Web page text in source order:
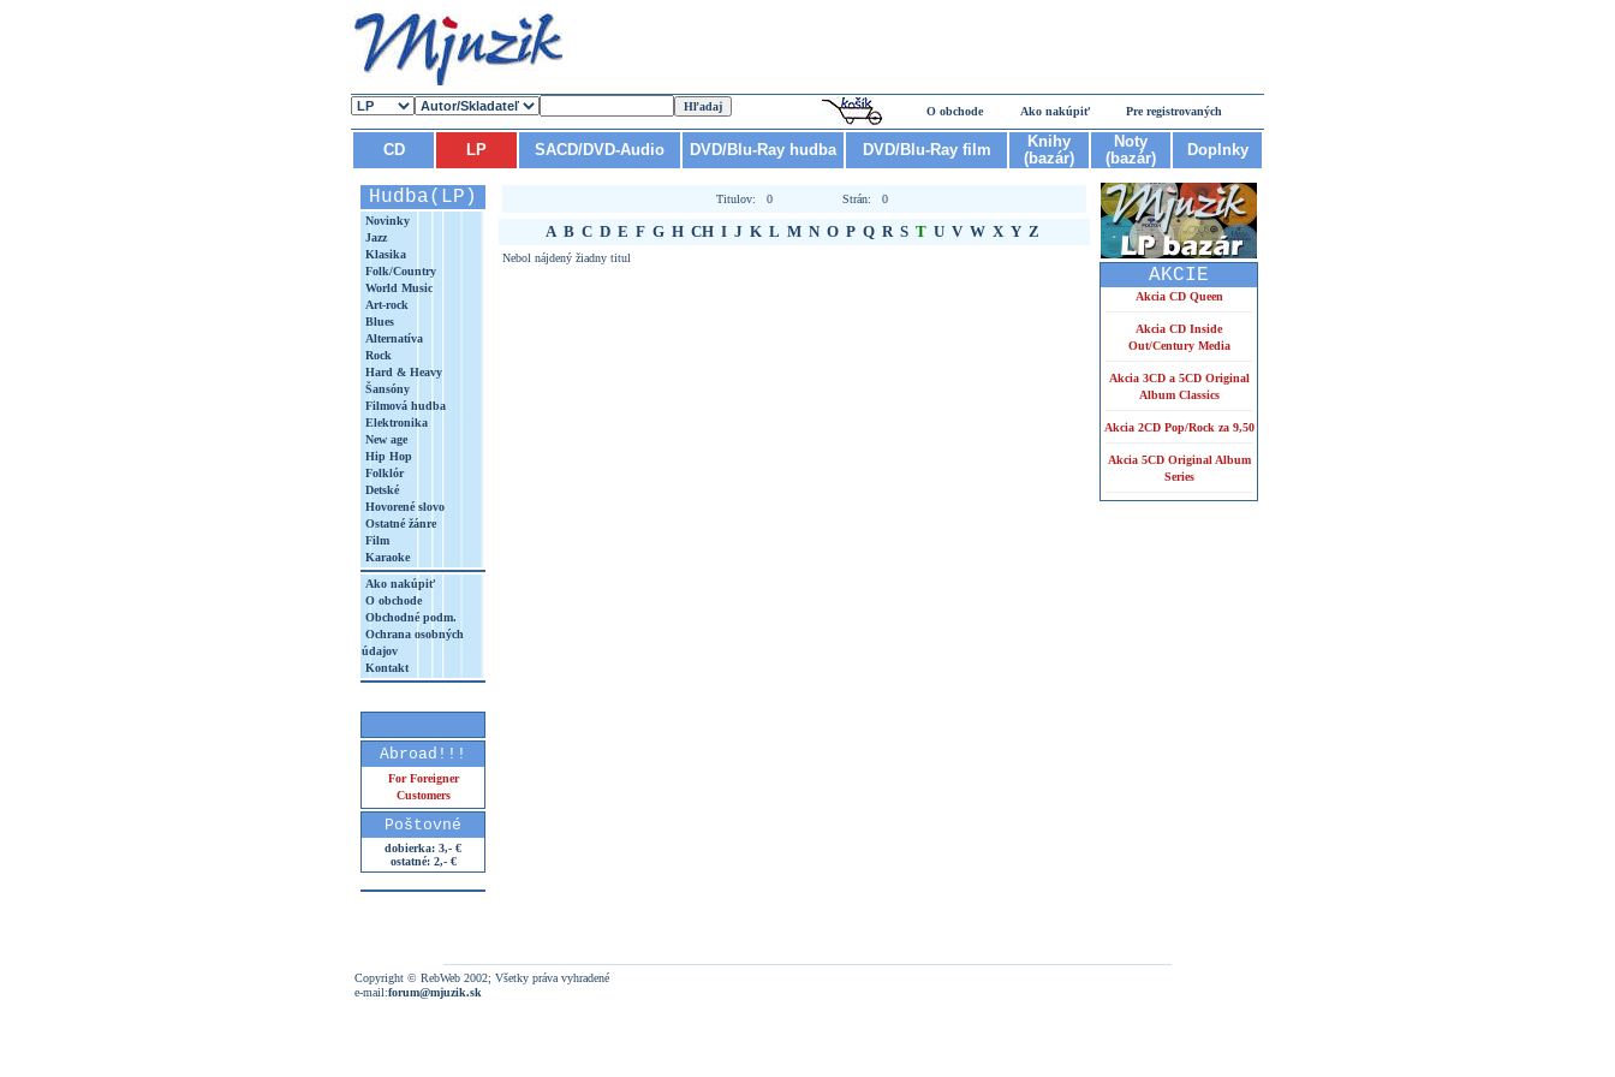
O obchode Ako nakúpiť Pre registrovaných
CD LP SACD/DVD-Audio DVD/Blu-Ray hudba DVD/Blu-Ray film
Knihy
(bazár)
Noty
(bazár)
Doplnky
Hudba(LP)
Novinky
Jazz
Klasika
Folk/Country
World Music
Art-rock
Blues
Alternatíva
Rock
Hard & Heavy
Šansóny
Filmová hudba
Elektronika
New age
Hip Hop
Folklór
Detské
Hovorené slovo
Ostatné žánre
Film
Karaoke
Ako nakúpiť
O obchode
Obchodné podm.
Ochrana osobných
údajov
Kontakt
Abroad!!!
For Foreigner
Customers
Poštovné
dobierka: 3,- €
ostatné: 2,- €
Titulov: 0 Strán: 0
A B C D E F G H CH I J K L M N O P Q R S T U V W X Y Z
Nebol nájdený žiadny titul
AKCIE
Akcia CD Queen
Akcia CD Inside
Out/Century Media
Akcia 3CD a 5CD Original
Album Classics
Akcia 2CD Pop/Rock za 9,50
Akcia 5CD Original Album
Series
Copyright © RebWeb 2002; Všetky práva vyhradené
e-mail:forum@mjuzik.sk